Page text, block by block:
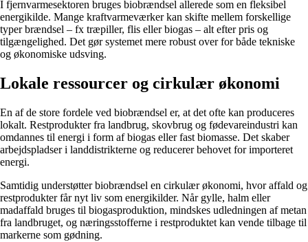
I fjernvarmesektoren bruges biobrændsel allerede som en fleksibel
energikilde. Mange kraftvarmeværker kan skifte mellem forskellige
typer brændsel – fx træpiller, flis eller biogas – alt efter pris og
tilgængelighed. Det gør systemet mere robust over for både tekniske
og økonomiske udsving.
Lokale ressourcer og cirkulær økonomi
En af de store fordele ved biobrændsel er, at det ofte kan produceres
lokalt. Restprodukter fra landbrug, skovbrug og fødevareindustri kan
omdannes til energi i form af biogas eller fast biomasse. Det skaber
arbejdspladser i landdistrikterne og reducerer behovet for importeret
energi.
Samtidig understøtter biobrændsel en cirkulær økonomi, hvor affald og
restprodukter får nyt liv som energikilder. Når gylle, halm eller
madaffald bruges til biogasproduktion, mindskes udledningen af metan
fra landbruget, og næringsstofferne i restproduktet kan vende tilbage til
markerne som gødning.